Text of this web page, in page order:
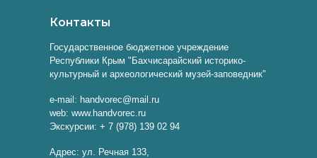
Контакты
Государственное бюджетное учреждение
Республики Крым "Бахчисарайский историко-
культурный и археологический музей-заповедник"
e-mail: handvorec@mail.ru
web: www.handvorec.ru
Экскурсии: + 7 (978) 139 02 94
Адрес: ул. Речная 133,